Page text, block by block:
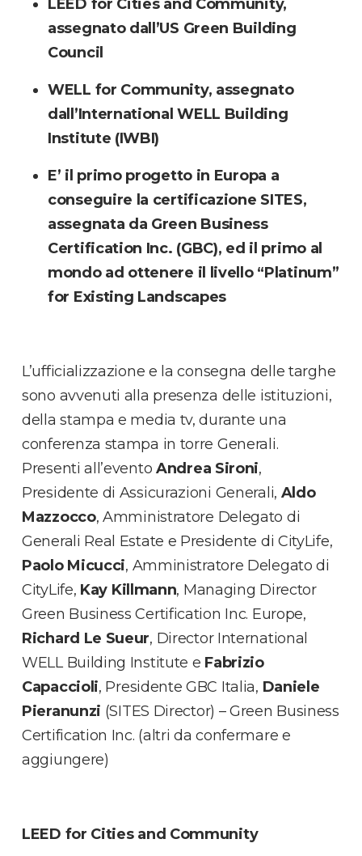
LEED for Cities and Community,
assegnato dall’US Green Building
Council
WELL for Community, assegnato
dall’International WELL Building
Institute (IWBI)
E’ il primo progetto in Europa a
conseguire la certificazione SITES,
assegnata da Green Business
Certification Inc. (GBC), ed il primo al
mondo ad ottenere il livello “Platinum”
for Existing Landscapes
L’ufficializzazione e la consegna delle targhe
sono avvenuti alla presenza delle istituzioni,
della stampa e media tv, durante una
conferenza stampa in torre Generali.
Presenti all’evento Andrea Sironi,
Presidente di Assicurazioni Generali, Aldo
Mazzocco, Amministratore Delegato di
Generali Real Estate e Presidente di CityLife,
Paolo Micucci, Amministratore Delegato di
CityLife, Kay Killmann, Managing Director
Green Business Certification Inc. Europe,
Richard Le Sueur, Director International
WELL Building Institute e Fabrizio
Capaccioli, Presidente GBC Italia, Daniele
Pieranunzi (SITES Director) – Green Business
Certification Inc. (altri da confermare e
aggiungere)
LEED for Cities and Community